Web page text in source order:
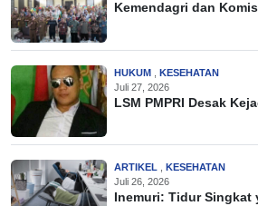
Kemendagri dan
HUKUM
KESEHATAN
Juli 27, 2026
LSM PMPRI Desak
ARTIKEL , KESEHATAN
Juli 26, 2026
Inemuri: Tidur Singkat